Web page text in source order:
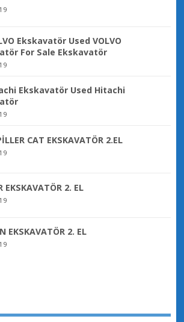
Ekskavatör Used VOLVO
For Sale Ekskavatör
Ekskavatör Used Hitachi
CAT EKSKAVATÖR 2.EL
EKSKAVATÖR 2. EL
EKSKAVATÖR 2. EL